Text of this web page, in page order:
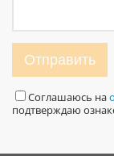
Отправить
Соглашаюсь на
подтверждаю